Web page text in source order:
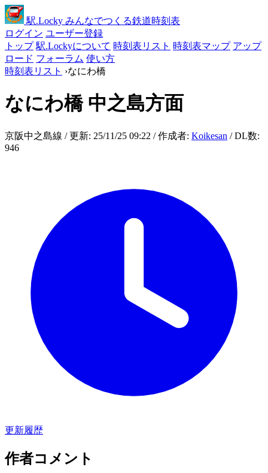
駅.Locky みんなでつくる鉄道時刻表
ログイン ユーザー登録
トップ 駅.Lockyについて 時刻表リスト 時刻表マップ アップ
ロード フォーラム 使い方
時刻表リスト ›なにわ橋
なにわ橋 中之島方面
京阪中之島線 / 更新: 25/11/25 09:22 / 作成者: Koikesan / DL数:
946
更新履歴
作者コメント